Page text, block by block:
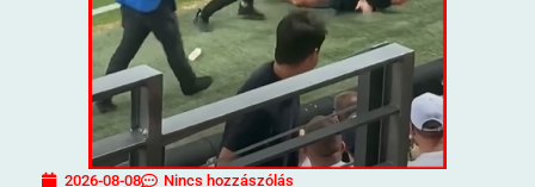
2026-08-08 Nincs hozzászólás